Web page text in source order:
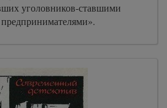
уголовников-ставшими